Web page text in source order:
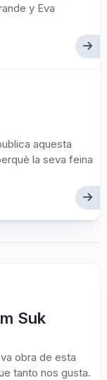
y Eva
aquesta
la seva feina
Suk
obra de esta
tanto nos gusta.